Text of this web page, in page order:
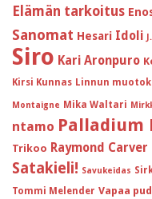
Elämän tarkoitus
Sanomat Hesari Idoli
Siro Kari Aronpuro
Kirsi Kunnas Linnun
Montaigne Mika Waltari
ntamo Palladium
Trikoo Raymond Carver
Satakieli! Savukeidas
Tommi Melender Vapaa